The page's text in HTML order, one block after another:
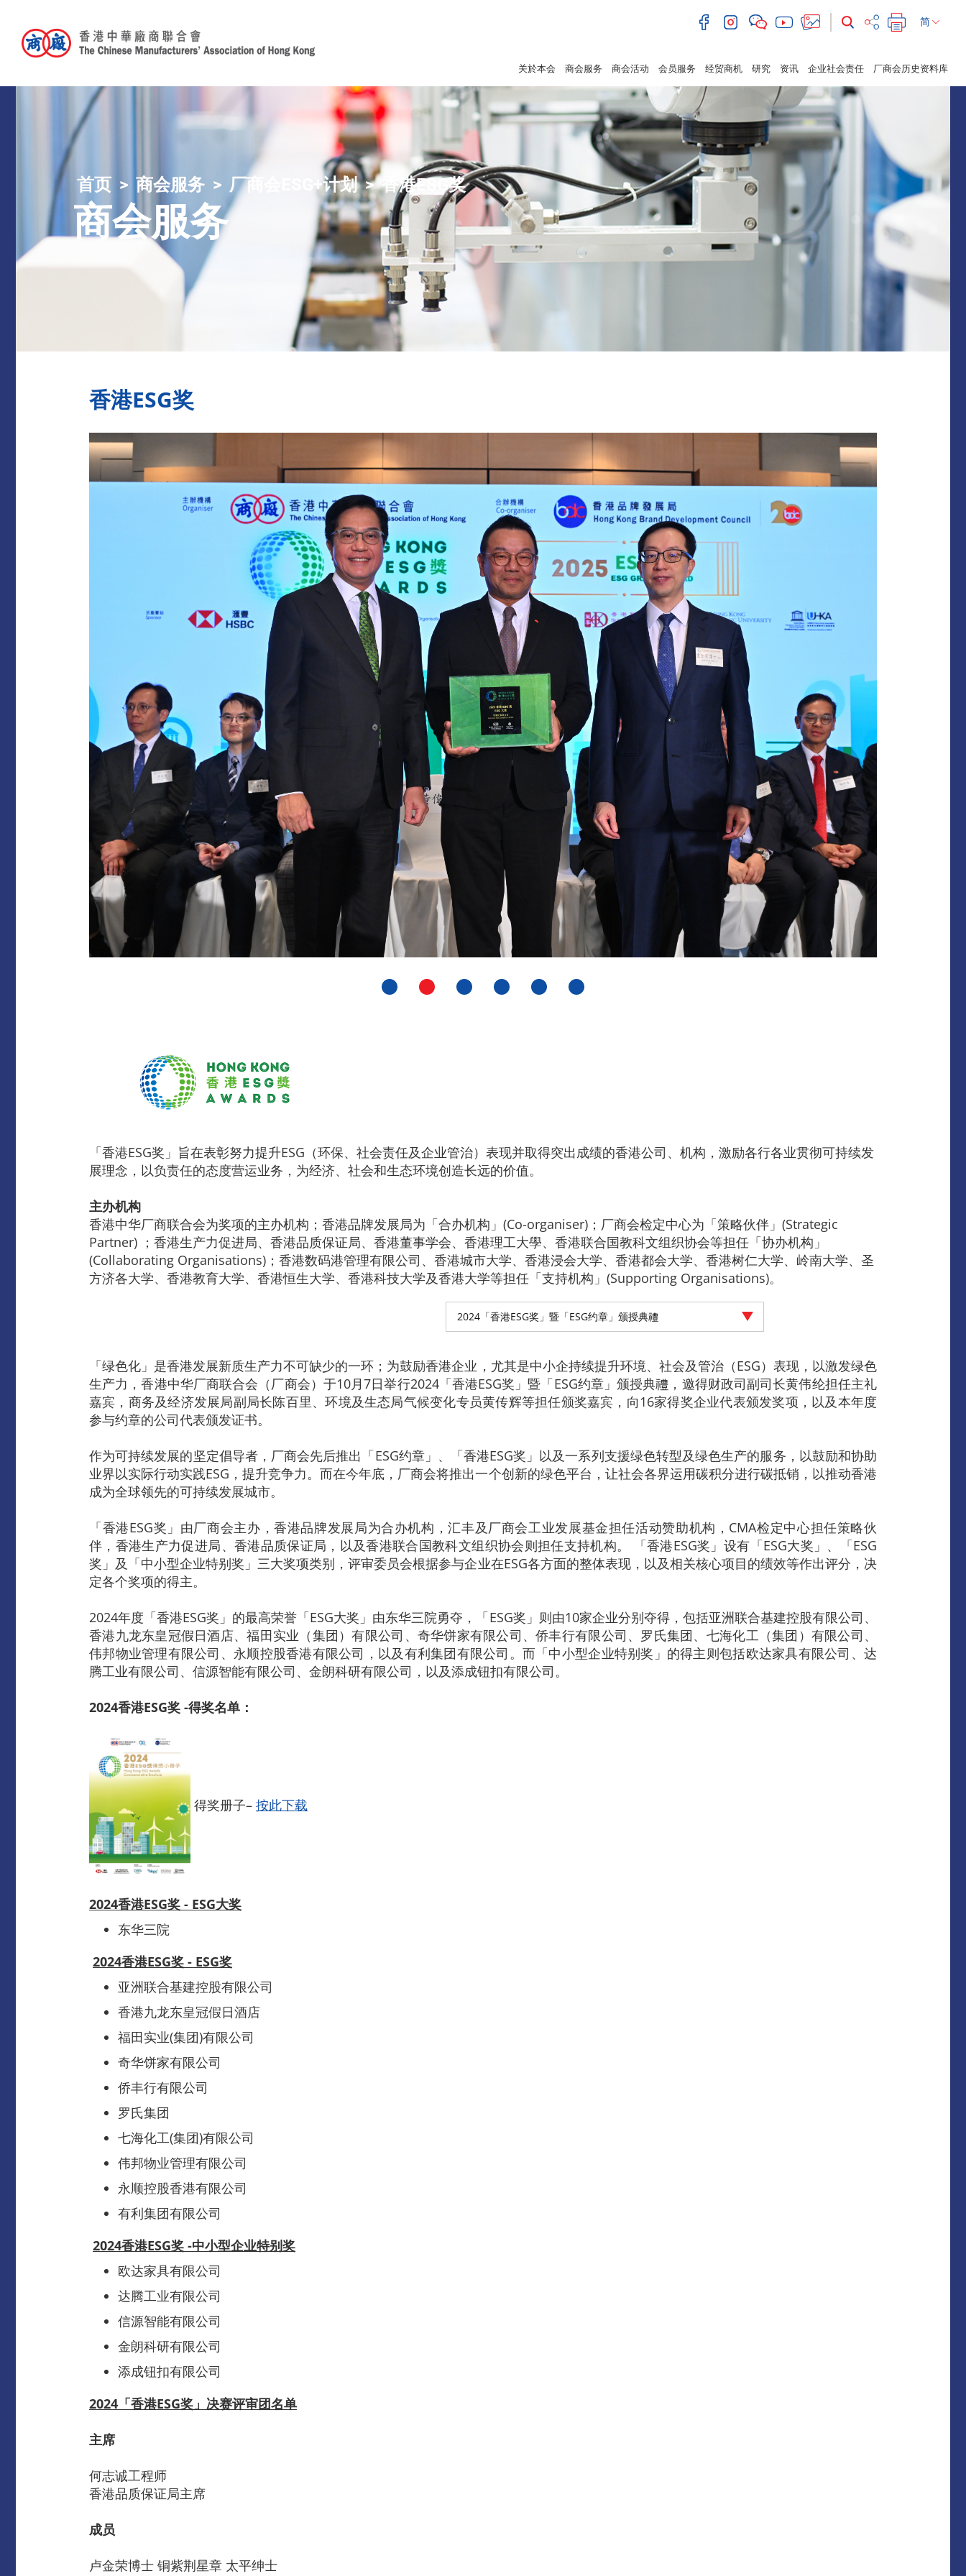
简
关於本会 商会服务 商会活动 会员服务 经贸商机 研究 资讯 企业社会责任 厂商会历史资料库
首页 商会服务 厂商会ESG+计划 香港ESG奖
商会服务
香港ESG奖
「香港ESG奖」旨在表彰努力提升ESG（环保、社会责任及企业管治）表现并取得突出成绩的香港公司、机构，激励各行各业贯彻可持续发
展理念，以负责任的态度营运业务，为经济、社会和生态环境创造长远的价值。
主办机构
香港中华厂商联合会为奖项的主办机构；香港品牌发展局为「合办机构」(Co-organiser)；厂商会检定中心为「策略伙伴」(Strategic
Partner) ；香港生产力促进局、香港品质保证局、香港董事学会、香港理工大學、香港联合国教科文组织协会等担任「协办机构」
(Collaborating Organisations)；香港数码港管理有限公司、香港城市大学、香港浸会大学、香港都会大学、香港树仁大学、岭南大学、圣
方济各大学、香港教育大学、香港恒生大学、香港科技大学及香港大学等担任「支持机构」(Supporting Organisations)。
2024「香港ESG奖」暨「ESG约章」颁授典禮
「绿色化」是香港发展新质生产力不可缺少的一环；为鼓励香港企业，尤其是中小企持续提升环境、社会及管治（ESG）表现，以激发绿色
生产力，香港中华厂商联合会（厂商会）于10月7日举行2024「香港ESG奖」暨「ESG约章」颁授典禮，邀得财政司副司长黄伟纶担任主礼
嘉宾，商务及经济发展局副局长陈百里、环境及生态局气候变化专员黄传辉等担任颁奖嘉宾，向16家得奖企业代表颁发奖项，以及本年度
参与约章的公司代表颁发证书。
作为可持续发展的坚定倡导者，厂商会先后推出「ESG约章」、「香港ESG奖」以及一系列支援绿色转型及绿色生产的服务，以鼓励和协助
业界以实际行动实践ESG，提升竞争力。而在今年底，厂商会将推出一个创新的绿色平台，让社会各界运用碳积分进行碳抵销，以推动香港
成为全球领先的可持续发展城市。
「香港ESG奖」由厂商会主办，香港品牌发展局为合办机构，汇丰及厂商会工业发展基金担任活动赞助机构，CMA检定中心担任策略伙
伴，香港生产力促进局、香港品质保证局，以及香港联合国教科文组织协会则担任支持机构。 「香港ESG奖」设有「ESG大奖」、「ESG
奖」及「中小型企业特别奖」三大奖项类别，评审委员会根据参与企业在ESG各方面的整体表现，以及相关核心项目的绩效等作出评分，决
定各个奖项的得主。
2024年度「香港ESG奖」的最高荣誉「ESG大奖」由东华三院勇夺，「ESG奖」则由10家企业分别夺得，包括亚洲联合基建控股有限公司、
香港九龙东皇冠假日酒店、福田实业（集团）有限公司、奇华饼家有限公司、侨丰行有限公司、罗氏集团、七海化工（集团）有限公司、
伟邦物业管理有限公司、永顺控股香港有限公司，以及有利集团有限公司。而「中小型企业特别奖」的得主则包括欧达家具有限公司、达
腾工业有限公司、信源智能有限公司、金朗科研有限公司，以及添成钮扣有限公司。
2024香港ESG奖 -得奖名单：
得奖册子– 按此下载
2024香港ESG奖 - ESG大奖
东华三院
2024香港ESG奖 - ESG奖
亚洲联合基建控股有限公司
香港九龙东皇冠假日酒店
福田实业(集团)有限公司
奇华饼家有限公司
侨丰行有限公司
罗氏集团
七海化工(集团)有限公司
伟邦物业管理有限公司
永顺控股香港有限公司
有利集团有限公司
2024香港ESG奖 -中小型企业特别奖
欧达家具有限公司
达腾工业有限公司
信源智能有限公司
金朗科研有限公司
添成钮扣有限公司
2024「香港ESG奖」决赛评审团名单
主席
何志诚工程师
香港品质保证局主席
成员
卢金荣博士 铜紫荆星章 太平绅士